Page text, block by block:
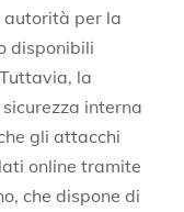
autorità per la
disponibili
la
interna
gli attacchi
online tramite
che dispone di